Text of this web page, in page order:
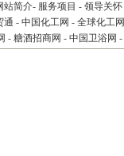
站简介- 服务项目 - 领导关怀
通 - 中国化工网 - 全球化工网
- 糖酒招商网 - 中国卫浴网 -